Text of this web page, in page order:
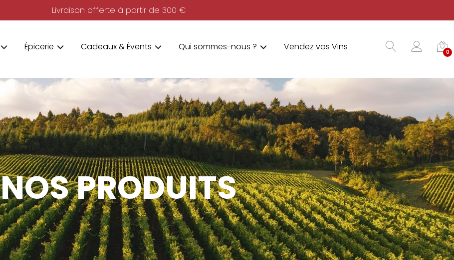
Livraison offerte à partir de 300 €
Épicerie Cadeaux & Évents Qui sommes-nous ? Vendez vos Vins 0
NOS PRODUITS